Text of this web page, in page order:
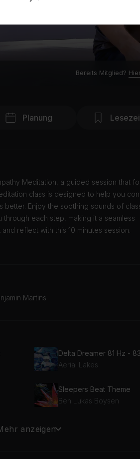
Bereits Mitglied?
Planung
Meditation, a guided session that
class is designed to help you
Enjoy the soothing sounds of
each step, making it a seamless
reflect with this 10 minutes session.
Martins
Delta Dreamer 81 Hz -
Aerial Lakes
Sleepers Beat Theme
Ben Lukas Boysen
anzeigen